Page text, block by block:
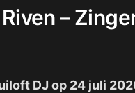
–
DJ op 24 juli